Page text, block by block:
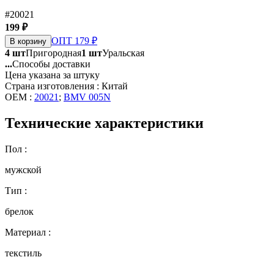
#20021
199 ₽
В корзину ОПТ 179 ₽
4 штПригородная1 штУральская
...Способы доставки
Цена указана за штуку
Страна изготовления : Китай
OEM : 20021 ; BMV 005N
Технические характеристики
Пол :
мужской
Тип :
брелок
Материал :
текстиль